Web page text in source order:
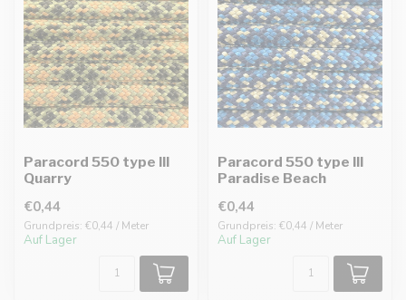
Paracord 550 type III
Quarry
€0,44
Grundpreis: €0,44 / Meter
Auf Lager
Paracord 550 type III
Paradise Beach
€0,44
Grundpreis: €0,44 / Meter
Auf Lager